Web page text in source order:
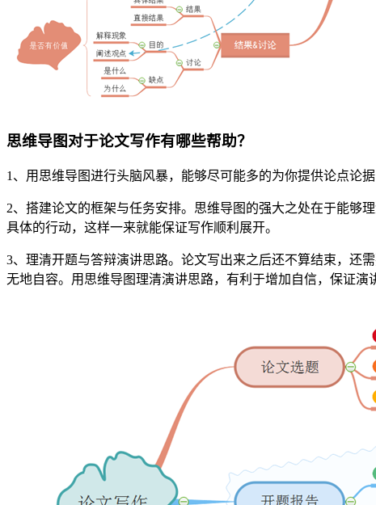
思维导图对于论文写作有哪些帮助？
1、用思维导图进行头脑风暴，能够尽可能多的为你提供论点论
2、搭建论文的框架与任务安排。思维导图的强大之处在于能够
具体的行动，这样一来就能保证写作顺利展开。
3、理清开题与答辩演讲思路。论文写出来之后还不算结束，还
无地自容。用思维导图理清演讲思路，有利于增加自信，保证演